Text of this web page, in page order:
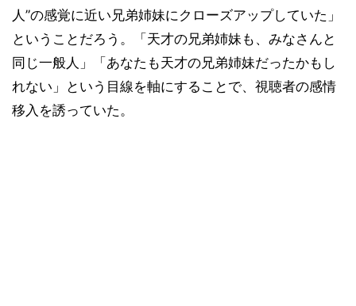
人”の感覚に近い兄弟姉妹にクローズアップしていた」
ということだろう。「天才の兄弟姉妹も、みなさんと
同じ一般人」「あなたも天才の兄弟姉妹だったかもし
れない」という目線を軸にすることで、視聴者の感情
移入を誘っていた。